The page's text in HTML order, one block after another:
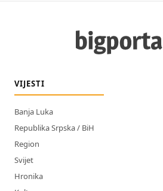
VIJESTI
Banja Luka
Republika Srpska / BiH
Region
Svijet
Hronika